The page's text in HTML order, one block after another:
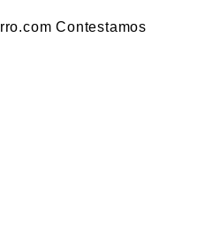
Contestamos